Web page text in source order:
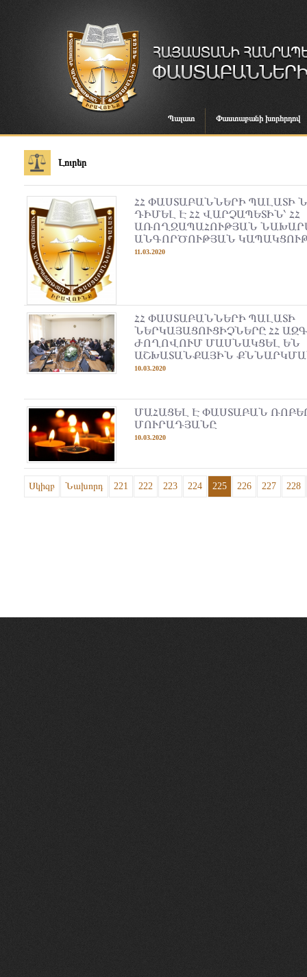
Պալատ Փաստաբանի խորհրդով
Լուրեր
ՀՀ ՓԱՍՏԱԲԱՆՆԵՐԻ ՊԱԼԱՏԻ
ԴԻՄԵԼ Է ՀՀ ՎԱՐՉԱՊԵՏԻՆ՝ ՀՀ
ԱՌՈՂՋԱՊԱՀՈՒԹՅԱՆ
ԱՆԳՈՐԾՈՒԹՅԱՆ
11.03.2020
ՀՀ ՓԱՍՏԱԲԱՆՆԵՐԻ ՊԱԼԱՏԻ
ՆԵՐԿԱՅԱՑՈՒՑԻՉՆԵՐԸ ՀՀ
ԺՈՂՈՎՈՒՄ ՄԱՍՆԱԿՑԵԼ ԵՆ
ԱՇԽԱՏԱՆՔԱՅԻՆ
10.03.2020
ՄԱՀԱՑԵԼ Է ՓԱՍՏԱԲԱՆ
ՄՈՒՐԱԴՅԱՆԸ
10.03.2020
Սկիզբ Նախորդ 221 222 223 224 225 226 227 228